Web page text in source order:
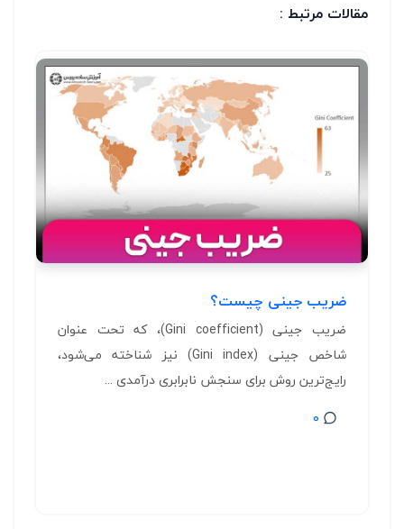
مقالات مرتبط :
ضریب جینی چیست؟
ضریب جینی (Gini coefficient)، که تحت عنوان
شاخص جینی (Gini index) نیز شناخته می‌شود،
رایج‌ترین روش برای سنجش نابرابری درآمدی ...
0